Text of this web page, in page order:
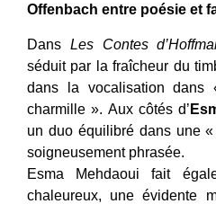
Offenbach entre poésie et
Dans Les Contes
séduit par la fraîcheur du
dans la vocalisation dans
charmille ». Aux côtés d’
un duo équilibré dans une
soigneusement phrasée.
Esma Mehdaoui fait
chaleureux, une évidente